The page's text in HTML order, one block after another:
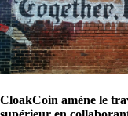
CloakCoin amène le